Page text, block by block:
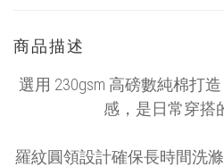
商品描述
選用 230gsm 高磅數純棉打造
感， 是日常穿搭
羅紋圓領設計確保長時間洗